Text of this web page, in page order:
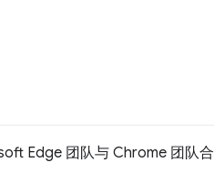
Edge 团队与 Chrome 团队合